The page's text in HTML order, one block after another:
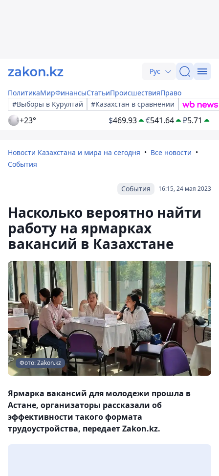
Рус
ПолитикаМирФинансыСтатьиПроисшествияПраво
#Выборы в Курултай
#Казахстан в сравнении
+23° $469.93 €541.64 ₽5.71
Новости Казахстана и мира на сегодня
Все новости
События
16:15, 24 мая 2023
События
Насколько вероятно найти
работу на ярмарках
вакансий в Казахстане
Фото: Zakon.kz
Ярмарка вакансий для молодежи прошла в
Астане, организаторы рассказали об
эффективности такого формата
трудоустройства, передает Zakon.kz.